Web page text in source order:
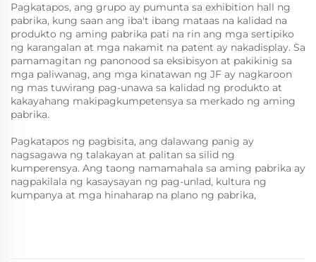
Pagkatapos, ang grupo ay pumunta sa exhibition hall ng
pabrika, kung saan ang iba't ibang mataas na kalidad na
produkto ng aming pabrika pati na rin ang mga sertipiko
ng karangalan at mga nakamit na patent ay nakadisplay. Sa
pamamagitan ng panonood sa eksibisyon at pakikinig sa
mga paliwanag, ang mga kinatawan ng JF ay nagkaroon
ng mas tuwirang pag-unawa sa kalidad ng produkto at
kakayahang makipagkumpetensya sa merkado ng aming
pabrika.
Pagkatapos ng pagbisita, ang dalawang panig ay
nagsagawa ng talakayan at palitan sa silid ng
kumperensya. Ang taong namamahala sa aming pabrika ay
nagpakilala ng kasaysayan ng pag-unlad, kultura ng
kumpanya at mga hinaharap na plano ng pabrika,